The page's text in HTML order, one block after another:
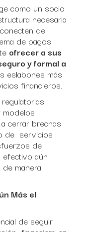
como un socio
necesaria
de
de pagos
ofrecer a sus
y formal a
eslabones más
financieros.
modelos
cerrar brechas
de servicios
de
aún
manera
Más el
de seguir